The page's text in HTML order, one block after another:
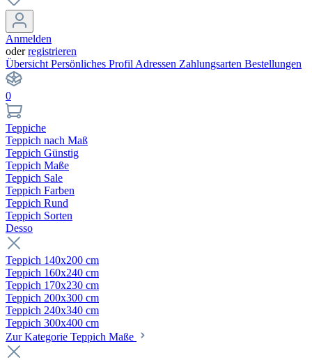
Anmelden
oderregistrieren
Übersicht Persönliches Profil Adressen Zahlungsarten Bestellungen
0
Teppiche
Teppich nach Maß
Teppich Günstig
Teppich Maße
Teppich Sale
Teppich Farben
Teppich Rund
Teppich Sorten
Desso
Teppich 140x200 cm
Teppich 160x240 cm
Teppich 170x230 cm
Teppich 200x300 cm
Teppich 240x340 cm
Teppich 300x400 cm
Zur Kategorie Teppich Maße